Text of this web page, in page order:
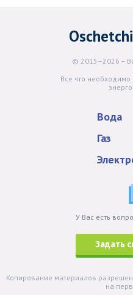
© 2015–2026 –
Все что необходимо
Вода
Газ
У Вас есть
Задать
Копирование материалов
на